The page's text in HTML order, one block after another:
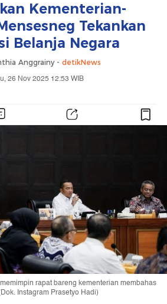
Kementerian-
Tekankan
Belanja Negara
Anggrainy - detikNews
26 Nov 2025 12:53 WIB
rapat bareng kementerian membahas
Instagram Prasetyo Hadi)